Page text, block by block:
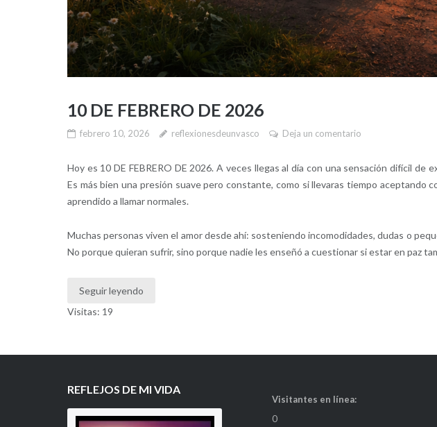
10 DE FEBRERO DE 2026
febrero 10, 2026 reflexionesdeunvasco Deja un comentario
Hoy es 10 DE FEBRERO DE 2026. A veces llegas al día con una sensación difícil de
Es más bien una presión suave pero constante, como si llevaras tiempo aceptando
aprendido a llamar normales.
Muchas personas viven el amor desde ahí: sosteniendo incomodidades, dudas o
No porque quieran sufrir, sino porque nadie les enseñó a cuestionar si estar en paz
Seguir leyendo
Visitas: 19
REFLEJOS DE MI VIDA
Visitantes en línea:
0